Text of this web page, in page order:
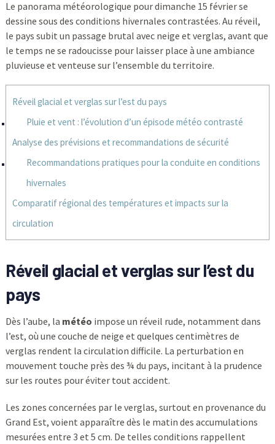
Le panorama météorologique pour dimanche 15 février se
dessine sous des conditions hivernales contrastées. Au réveil,
le pays subit un passage brutal avec neige et verglas, avant que
le temps ne se radoucisse pour laisser place à une ambiance
pluvieuse et venteuse sur l’ensemble du territoire.
Réveil glacial et verglas sur l’est du pays
Pluie et vent : l’évolution d’un épisode météo contrasté
Analyse des prévisions et recommandations de sécurité
Recommandations pratiques pour la conduite en conditions
hivernales
Comparatif régional des températures et impacts sur la
circulation
Réveil glacial et verglas sur l’est du
pays
Dès l’aube, la météo impose un réveil rude, notamment dans
l’est, où une couche de neige et quelques centimètres de
verglas rendent la circulation difficile. La perturbation en
mouvement touche près des ¾ du pays, incitant à la prudence
sur les routes pour éviter tout accident.
Les zones concernées par le verglas, surtout en provenance du
Grand Est, voient apparaître dès le matin des accumulations
mesurées entre 3 et 5 cm. De telles conditions rappellent